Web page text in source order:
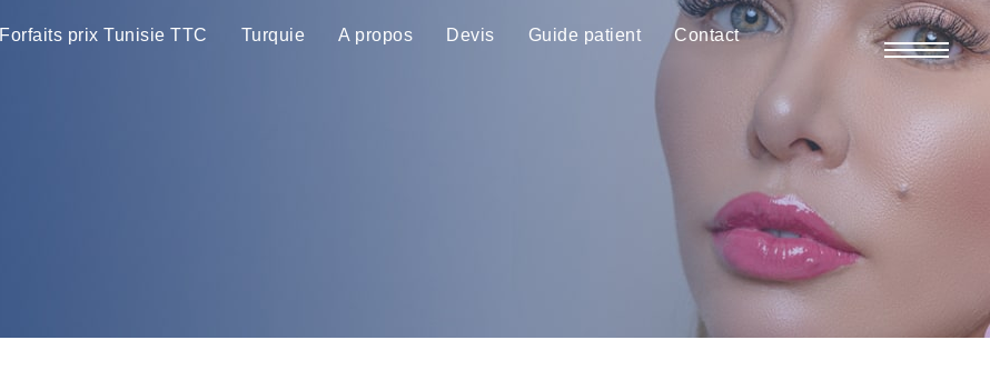
Forfaits prix Tunisie TTC Turquie A propos Devis Guide patient
Contact